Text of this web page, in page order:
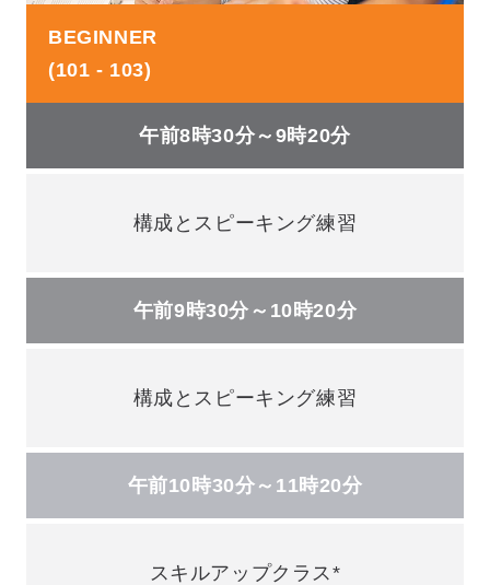
BEGINNER
(101 - 103)
午前8時30分～9時20分
構成とスピーキング練習
午前9時30分～10時20分
構成とスピーキング練習
午前10時30分～11時20分
スキルアップクラス*